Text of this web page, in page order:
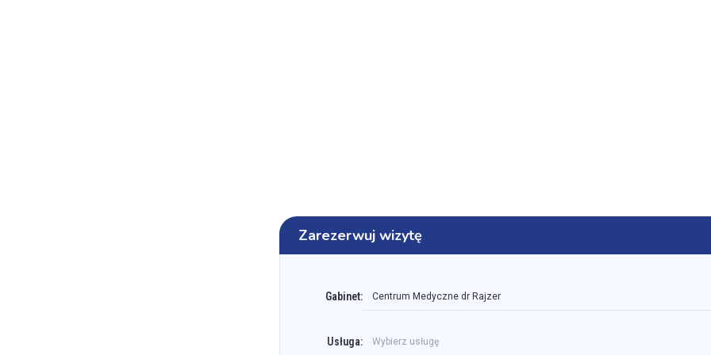
Zarezerwuj wizytę
Gabinet: Centrum Medyczne dr Rajzer
Usługa: Wybierz usługę